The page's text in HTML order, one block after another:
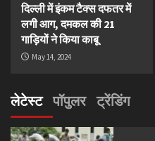
दिल्ली में इंकम टैक्स दफतर में
लगी आग, दमकल की 21
गाड़ियों ने किया काबू
May 14, 2024
लेटेस्ट पॉपुलर ट्रेंडिंग